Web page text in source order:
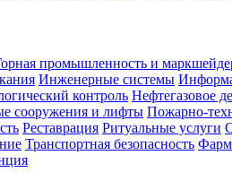
промышленность и
Инженерные системы
контроль Нефтегазовое
сооружения и лифты Пожарно-
Реставрация Ритуальные услуги
Транспортная безопасность